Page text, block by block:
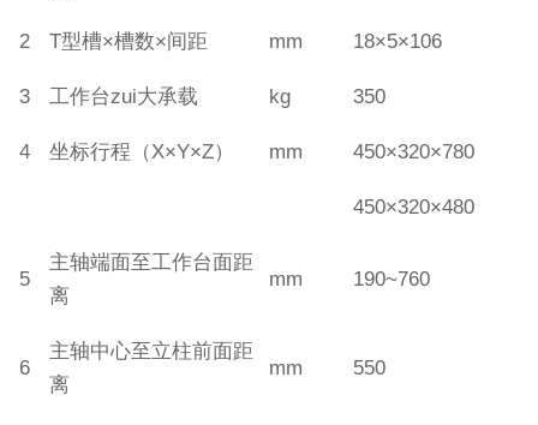
2 T型槽×槽数×间距 mm 18×5×106
3 工作台zui大承载 kg 350
4 坐标行程（X×Y×Z） mm 450×320×780
450×320×480
5
主轴端面至工作台面距
离
mm 190~760
6
主轴中心至立柱前面距
离
mm 550